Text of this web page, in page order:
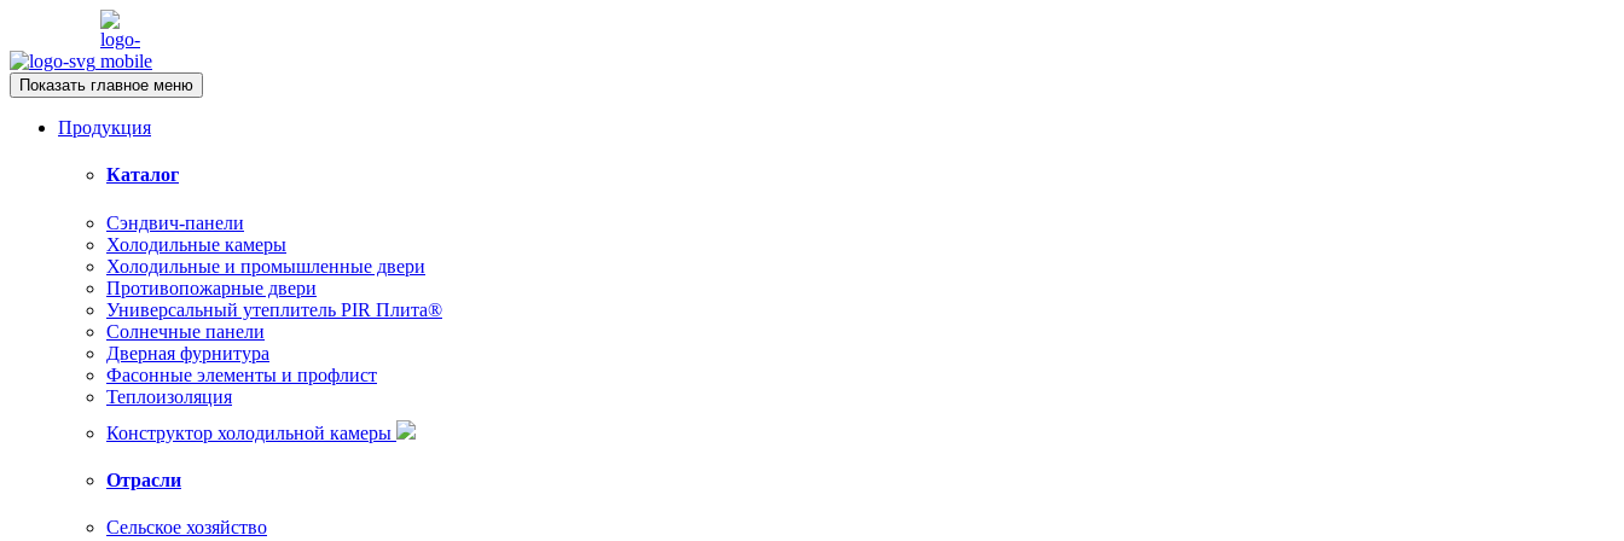
Показать главное меню
Продукция
Каталог
Сэндвич-панели
Холодильные камеры
Холодильные и промышленные двери
Противопожарные двери
Универсальный утеплитель PIR Плита®
Солнечные панели
Дверная фурнитура
Фасонные элементы и профлист
Теплоизоляция
Конструктор холодильной камеры
Отрасли
Сельское хозяйство